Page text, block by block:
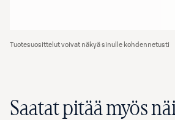
Tuotesuosittelut voivat näkyä sinulle kohdennetusti
Saatat pitää myös